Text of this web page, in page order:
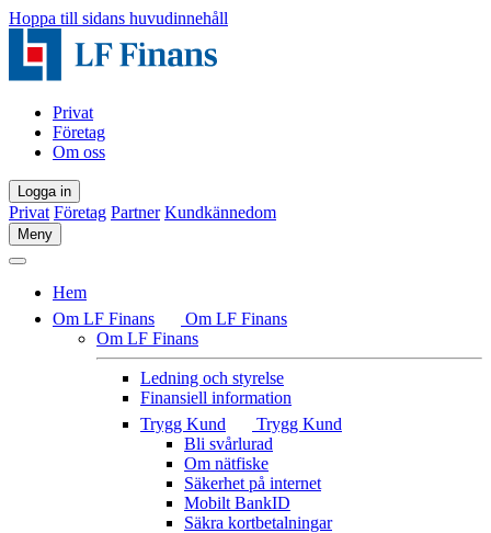
Hoppa till sidans huvudinnehåll
Privat
Företag
Om oss
Logga in
Privat Företag Partner Kundkännedom
Meny
Hem
Om LF Finans
Om LF Finans
Om LF Finans
Ledning och styrelse
Finansiell information
Trygg Kund
Trygg Kund
Bli svårlurad
Om nätfiske
Säkerhet på internet
Mobilt BankID
Säkra kortbetalningar